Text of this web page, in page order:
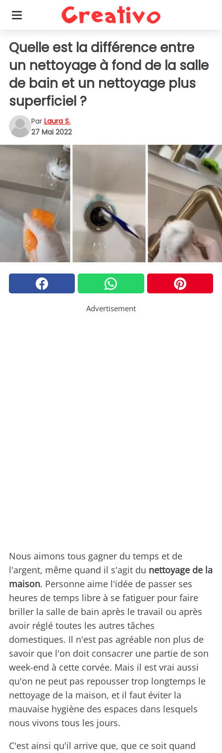
Quelle est la différence entre
un nettoyage à fond de la salle
de bain et un nettoyage plus
superficiel ?
Par Laura S.
27 Mai 2022
Advertisement
Nous aimons tous gagner du temps et de
l'argent, même quand il s'agit du nettoyage de la
maison. Personne aime l'idée de passer ses
heures de temps libre à se fatiguer pour faire
briller la salle de bain après le travail ou après
avoir réglé toutes les autres tâches
domestiques. Il n'est pas agréable non plus de
savoir que l'on doit consacrer une partie de son
week-end à cette corvée. Mais il est vrai aussi
qu'on ne peut pas repousser trop longtemps le
nettoyage de la maison, et il faut éviter la
mauvaise hygiène des espaces dans lesquels
nous vivons tous les jours.
C'est ainsi qu'il arrive que, que ce soit quand